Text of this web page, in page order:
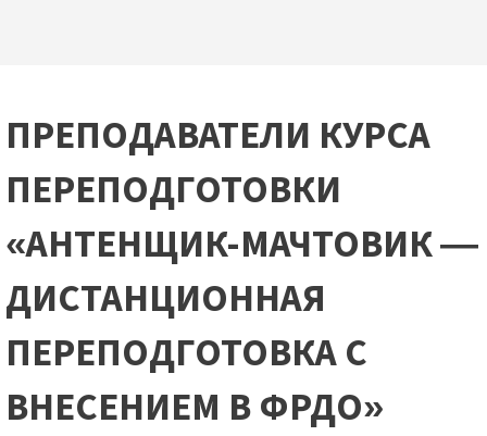
ПРЕПОДАВАТЕЛИ КУРСА
ПЕРЕПОДГОТОВКИ
«АНТЕНЩИК-МАЧТОВИК —
ДИСТАНЦИОННАЯ
ПЕРЕПОДГОТОВКА С
ВНЕСЕНИЕМ В ФРДО»